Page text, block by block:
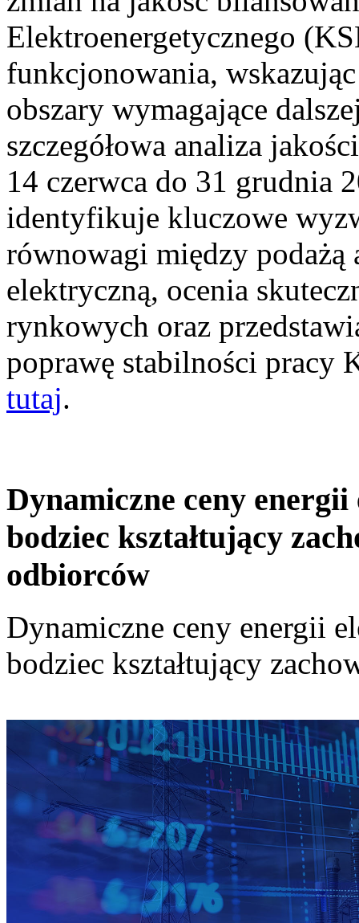
Elektroenergetycznego
funkcjonowania,
obszary wymagające
szczegółowa analiza
14 czerwca do 31 grudnia
identyfikuje kluczowe
równowagi między podażą
elektryczną, ocenia
rynkowych oraz
poprawę stabilności pracy
tutaj.
Dynamiczne ceny
bodziec kształtujący
odbiorców
Dynamiczne ceny energii
bodziec kształtujący